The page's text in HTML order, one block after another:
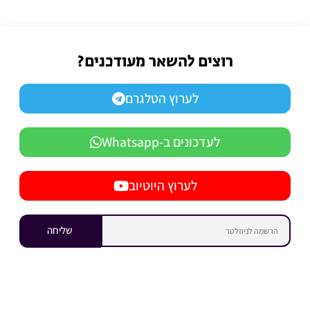
רוצים להשאר מעודכנים?
לערוץ הטלגרם
לעדכונים ב-Whatsapp
לערוץ היוטיוב
שליחה